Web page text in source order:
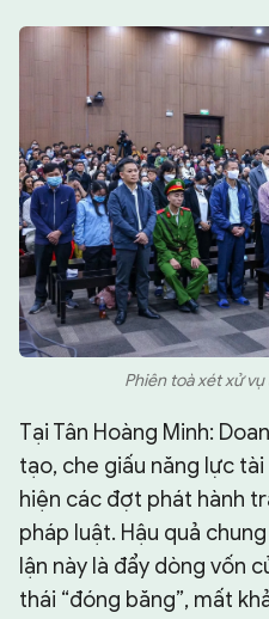
Phiên toà xét xử vụ
Tại Tân Hoàng Minh:
tạo, che giấu năng lực
hiện các đợt phát hành
pháp luật. Hậu quả
lận này là đẩy dòng vốn
thái “đóng băng”, mất